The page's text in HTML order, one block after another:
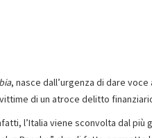
, nasce dall’urgenza di dare
di un atroce delitto
l’Italia viene sconvolta dal